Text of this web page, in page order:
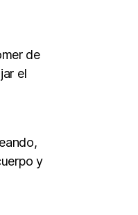
de
el
y